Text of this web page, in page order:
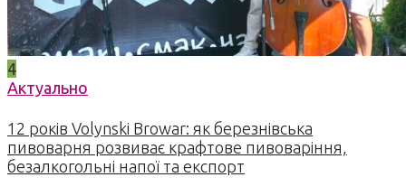
4
Актуально
12 років Volynski Browar: як березнівська
пивоварня розвиває крафтове пивоваріння,
безалкогольні напої та експорт